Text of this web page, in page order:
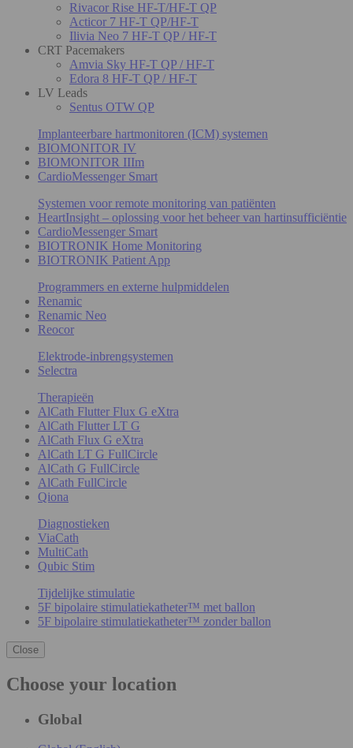
Rivacor Rise HF-T/HF-T QP
Acticor 7 HF-T QP/HF-T
Ilivia Neo 7 HF-T QP / HF-T
CRT Pacemakers
Amvia Sky HF-T QP / HF-T
Edora 8 HF-T QP / HF-T
LV Leads
Sentus OTW QP
Implanteerbare hartmonitoren (ICM) systemen
BIOMONITOR IV
BIOMONITOR IIIm
CardioMessenger Smart
Systemen voor remote monitoring van patiënten
HeartInsight – oplossing voor het beheer van hartinsufficiëntie
CardioMessenger Smart
BIOTRONIK Home Monitoring
BIOTRONIK Patient App
Programmers en externe hulpmiddelen
Renamic
Renamic Neo
Reocor
Elektrode-inbrengsystemen
Selectra
Therapieën
AlCath Flutter Flux G eXtra
AlCath Flutter LT G
AlCath Flux G eXtra
AlCath LT G FullCircle
AlCath G FullCircle
AlCath FullCircle
Qiona
Diagnostieken
ViaCath
MultiCath
Qubic Stim
Tijdelijke stimulatie
5F bipolaire stimulatiekatheter™ met ballon
5F bipolaire stimulatiekatheter™ zonder ballon
Close
Choose your location
Global